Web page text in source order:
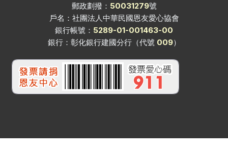
郵政劃撥： 50031279號
戶名：社團法人中華民國恩友愛心協會
銀行帳號： 5289-01-001463-00
銀行：彰化銀行建國分行（代號 009）